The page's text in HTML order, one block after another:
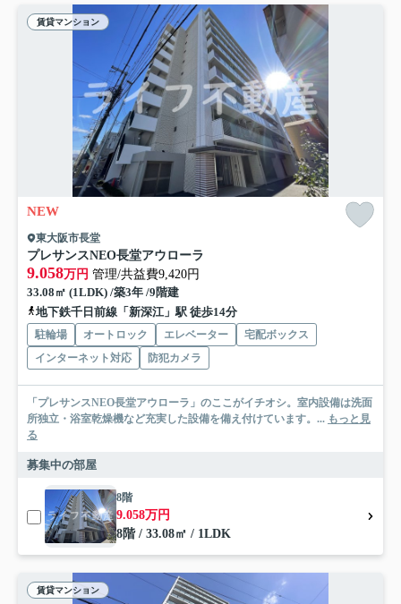
賃貸マンション
NEW
東大阪市長堂
プレサンスNEO長堂アウローラ
9.058万円 管理/共益費9,420円
33.08㎡ (1LDK) /築3年 /9階建
地下鉄千日前線「新深江」駅 徒歩14分
駐輪場 オートロック エレベーター
宅配ボックス
インターネット対応
防犯カメラ
「プレサンスNEO長堂アウローラ」のここがイチオシ。室内設備は洗面
所独立・浴室乾燥機など充実した設備を備え付けています。... もっと見
る
募集中の部屋
8階
9.058万円
8階 / 33.08㎡ / 1LDK
賃貸マンション